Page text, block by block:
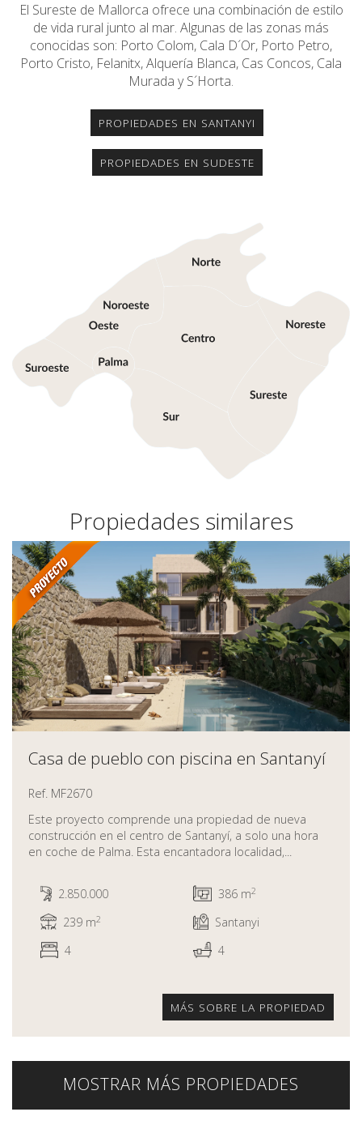
El Sureste de Mallorca ofrece una combinación de estilo
de vida rural junto al mar. Algunas de las zonas más
conocidas son: Porto Colom, Cala D´Or, Porto Petro,
Porto Cristo, Felanitx, Alquería Blanca, Cas Concos, Cala
Murada y S´Horta.
PROPIEDADES EN SANTANYI
PROPIEDADES EN SUDESTE
Propiedades similares
Casa de pueblo con piscina en Santanyí
Ref. MF2670
Este proyecto comprende una propiedad de nueva
construcción en el centro de Santanyí, a solo una hora
en coche de Palma. Esta encantadora localidad,...
2.850.000 386 m2
239 m2
Santanyi
4
4
MÁS SOBRE LA PROPIEDAD
MOSTRAR MÁS PROPIEDADES